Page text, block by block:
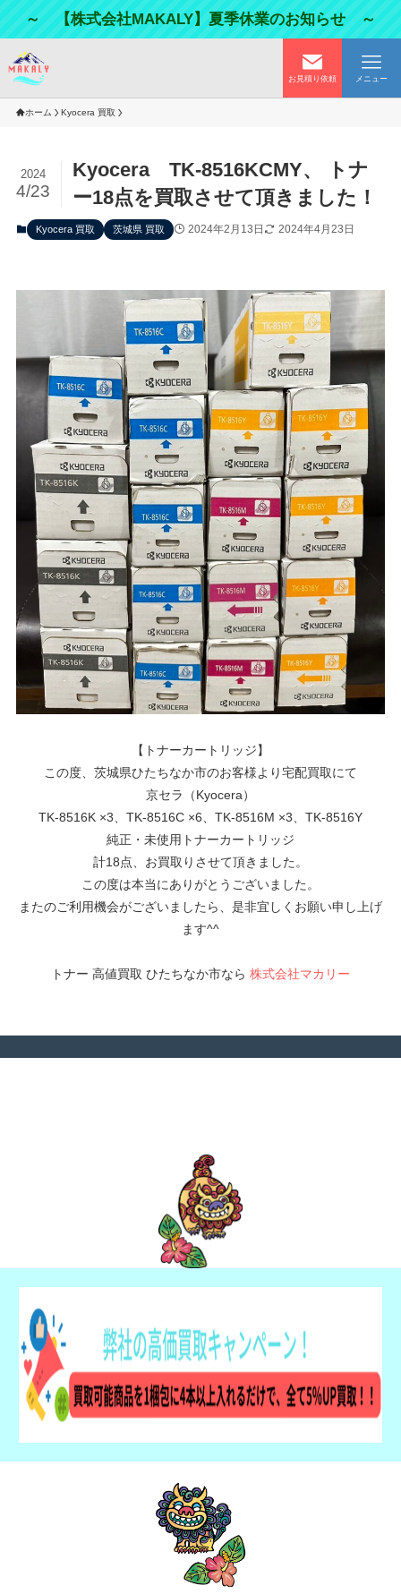
～ 【株式会社MAKALY】夏季休業のお知らせ ～
お見積り依頼 メニュー
ホーム Kyocera 買取
Kyocera TK-8516KCMY、 トナ
ー18点を買取させて頂きました！
2024
4/23
Kyocera 買取 茨城県 買取 2024年2月13日 2024年4月23日
【トナーカートリッジ】
この度、茨城県ひたちなか市のお客様より宅配買取にて
京セラ（Kyocera）
TK-8516K ×3、TK-8516C ×6、TK-8516M ×3、TK-8516Y
純正・未使用トナーカートリッジ
計18点、お買取りさせて頂きました。
この度は本当にありがとうございました。
またのご利用機会がございましたら、是非宜しくお願い申し上げ
ます^^
トナー 高値買取 ひたちなか市なら 株式会社マカリー